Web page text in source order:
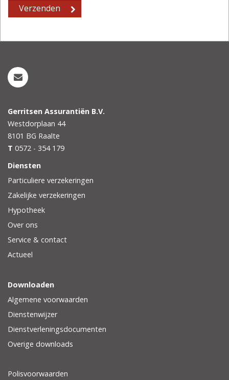
Gerritsen Assurantiën B.V.
Westdorplaan 44
8101 BG Raalte
T 0572 - 354 179
Diensten
Particuliere verzekeringen
Zakelijke verzekeringen
Hypotheek
Over ons
Service & contact
Actueel
Downloaden
Algemene voorwaarden
Dienstenwijzer
Dienstverleningsdocumenten
Overige downloads
Polisvoorwaarden